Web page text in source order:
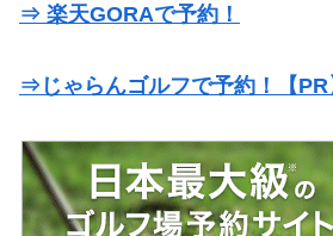
⇒ 楽天GORAで予約！
⇒じゃらんゴルフで予約！【PR